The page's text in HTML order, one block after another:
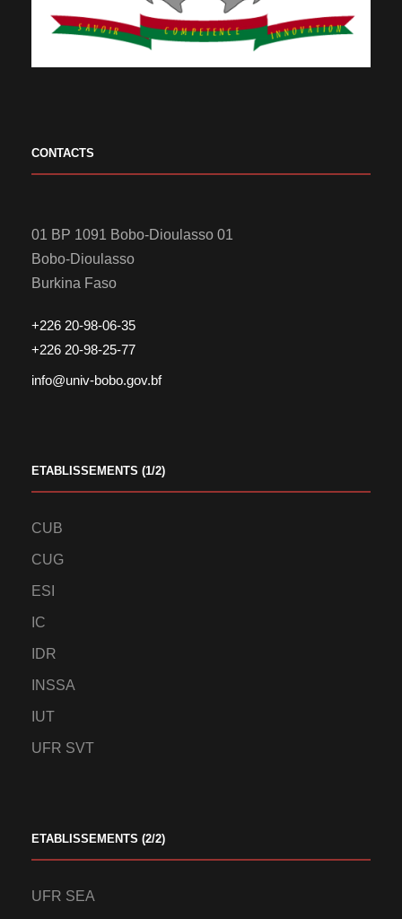
CONTACTS
01 BP 1091 Bobo-Dioulasso 01
Bobo-Dioulasso
Burkina Faso
+226 20-98-06-35
+226 20-98-25-77
info@univ-bobo.gov.bf
ETABLISSEMENTS (1/2)
CUB
CUG
ESI
IC
IDR
INSSA
IUT
UFR SVT
ETABLISSEMENTS (2/2)
UFR SEA